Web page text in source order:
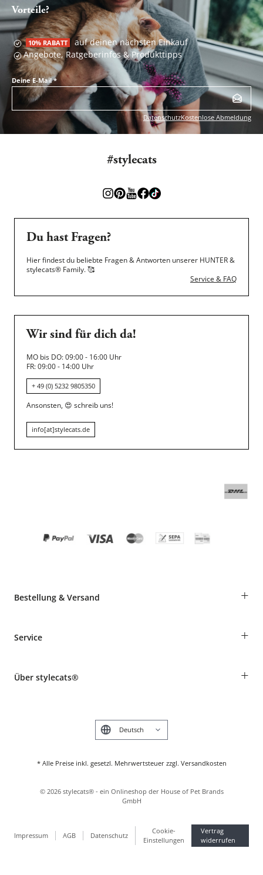
Vorteile?
10% RABATT auf deinen nächsten Einkauf
Angebote, Ratgeberinfos & Produkttipps
Deine E-Mail*
DatenschutzKostenlose Abmeldung
#stylecats
Du hast Fragen?
Hier findest du beliebte Fragen & Antworten unserer HUNTER &
stylecats® Family.🥰
Service & FAQ
Wir sind für dich da!
MO bis DO: 09:00 - 16:00 Uhr
FR: 09:00 - 14:00 Uhr
+ 49 (0) 5232 9805350
Ansonsten, 😍 schreib uns!
info[at]stylecats.de
Bestellung & Versand +
Informationen zur Lieferung
Produkte reklamieren und zurücksenden
Service +
Tierkrankenversicherung
Über stylecats® +
* Alle Preise inkl. gesetzl. Mehrwertsteuer zzgl. Versandkosten
English
Impressum AGB Datenschutz
Cookie-
Einstellungen
Vertrag
widerrufen
© 2026 stylecats® - ein Onlineshop der House of Pet Brands
GmbH